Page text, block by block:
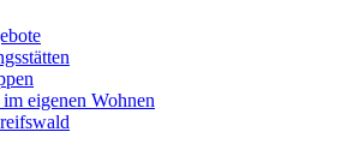
eigenen Wohnen